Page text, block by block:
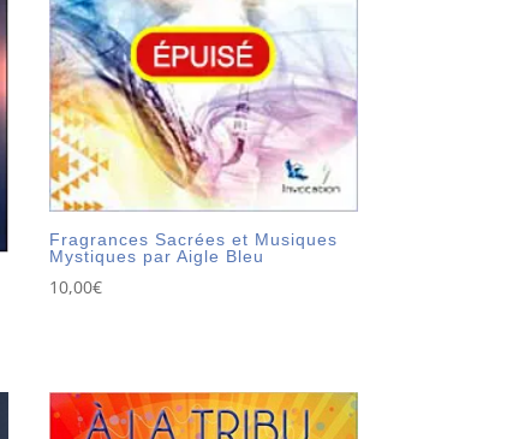
Fragrances Sacrées et Musiques
Mystiques par Aigle Bleu
10,00€